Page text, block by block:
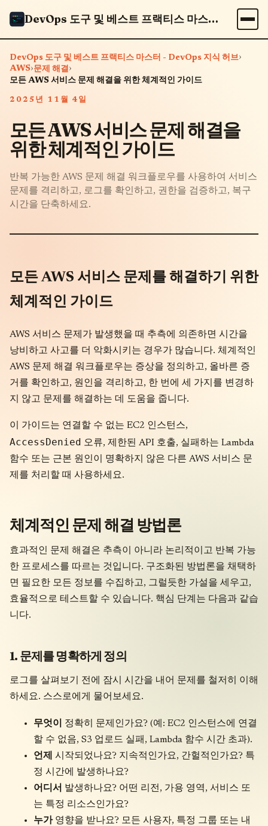
DevOps 도구 및 베스트 프랙티스 마스터 - DevOps 지식 허브
DevOps 도구 및 베스트 프랙티스 마스터 - DevOps 지식 허브›
AWS›문제 해결›
모든 AWS 서비스 문제 해결을 위한 체계적인 가이드
2025년 11월 4일
모든 AWS 서비스 문제 해결을
위한 체계적인 가이드
반복 가능한 AWS 문제 해결 워크플로우를 사용하여 서비스
문제를 격리하고, 로그를 확인하고, 권한을 검증하고, 복구
시간을 단축하세요.
모든 AWS 서비스 문제를 해결하기 위한
체계적인 가이드
AWS 서비스 문제가 발생했을 때 추측에 의존하면 시간을
낭비하고 사고를 더 악화시키는 경우가 많습니다. 체계적인
AWS 문제 해결 워크플로우는 증상을 정의하고, 올바른 증
거를 확인하고, 원인을 격리하고, 한 번에 세 가지를 변경하
지 않고 문제를 해결하는 데 도움을 줍니다.
이 가이드는 연결할 수 없는 EC2 인스턴스,
AccessDenied 오류, 제한된 API 호출, 실패하는 Lambda
함수 또는 근본 원인이 명확하지 않은 다른 AWS 서비스 문
제를 처리할 때 사용하세요.
체계적인 문제 해결 방법론
효과적인 문제 해결은 추측이 아니라 논리적이고 반복 가능
한 프로세스를 따르는 것입니다. 구조화된 방법론을 채택하
면 필요한 모든 정보를 수집하고, 그럴듯한 가설을 세우고,
효율적으로 테스트할 수 있습니다. 핵심 단계는 다음과 같습
니다.
1. 문제를 명확하게 정의
로그를 살펴보기 전에 잠시 시간을 내어 문제를 철저히 이해
하세요. 스스로에게 물어보세요.
무엇이
정확히 문제인가요? (예: EC2 인스턴스에 연결
할 수 없음, S3 업로드 실패, Lambda 함수 시간 초과).
언제
시작되었나요? 지속적인가요, 간헐적인가요? 특
정 시간에 발생하나요?
어디서 발생하나요? 어떤 리전, 가용 영역, 서비스 또
는 특정 리소스인가요?
누가영향을 받나요? 모든 사용자, 특정 그룹 또는 내